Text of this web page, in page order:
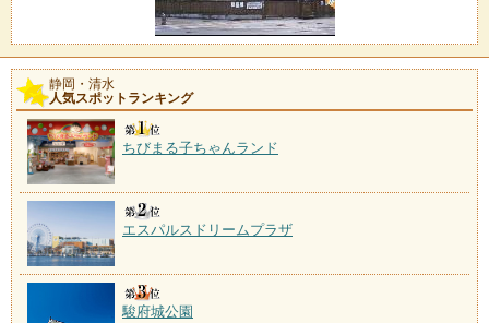
静岡・清水
人気スポットランキング
ちびまる子ちゃんランド
エスパルスドリームプラザ
駿府城公園